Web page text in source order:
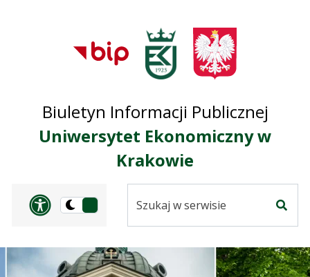
Przejdź do
głównego menu
Przejdź do treści
Przejdź do mapy
serwisu
Biuletyn Informacji Publicznej
Uniwersytet Ekonomiczny w
Krakowie
Panel dostosowania
Przełącz
ciemną
serwisie